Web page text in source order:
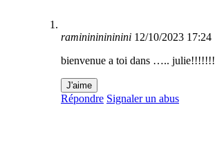
raminininininini 12/10/2023 17:24
bienvenue a toi dans ….. julie!!!!!!!
J'aime
Répondre Signaler un abus